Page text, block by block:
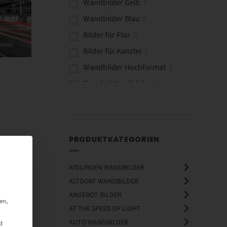
Wandbilder Blau
Bilder für Flur
Bilder für Kanzlei
Wandbilder Hochformat
Fine Art Wandbilder
PRODUKTKATEGORIEN
AIDLINGEN WANDBILDER
ALTDORF WANDBILDER
ANGEBOT BILDER
AT THE SPEED OF LIGHT
AUTO WANDBILDER